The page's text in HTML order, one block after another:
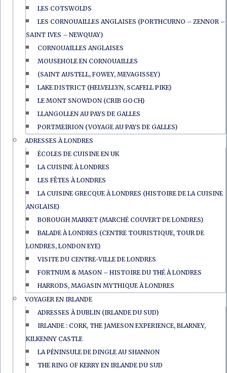
LES COTSWOLDS
LES CORNOUAILLES ANGLAISES (PORTHCURNO – ZENNOR –
SAINT IVES – NEWQUAY)
CORNOUAILLES ANGLAISES
MOUSEHOLE EN CORNOUAILLES
(SAINT AUSTELL, FOWEY, MEVAGISSEY)
LAKE DISTRICT (HELVELLYN, SCAFELL PIKE)
LE MONT SNOWDON (CRIB GOCH)
LLANGOLLEN AU PAYS DE GALLES
PORTMEIRION (VOYAGE AU PAYS DE GALLES)
ADRESSES À LONDRES
ÉCOLES DE CUISINE EN UK
LA CUISINE À LONDRES
LES FÊTES À LONDRES
LA CUISINE GRECQUE À LONDRES (HISTOIRE DE LA CUISINE
ANGLAISE)
BOROUGH MARKET (MARCHÉ COUVERT DE LONDRES)
BALADE À LONDRES (CENTRE TOURISTIQUE, TOUR DE
LONDRES, LONDON EYE)
VISITE DU CENTRE-VILLE DE LONDRES
FORTNUM & MASON – HISTOIRE DU THÉ À LONDRES
HARRODS, MAGASIN MYTHIQUE À LONDRES
VOYAGER EN IRLANDE
ADRESSES À DUBLIN (IRLANDE DU SUD)
IRLANDE : CORK, THE JAMESON EXPERIENCE, BLARNEY,
KILKENNY CASTLE
LA PÉNINSULE DE DINGLE AU SHANNON
THE RING OF KERRY EN IRLANDE DU SUD